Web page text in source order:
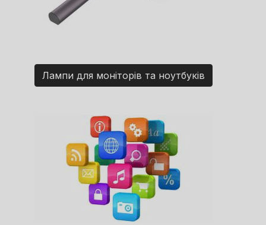
Лампи для моніторів та ноутбуків